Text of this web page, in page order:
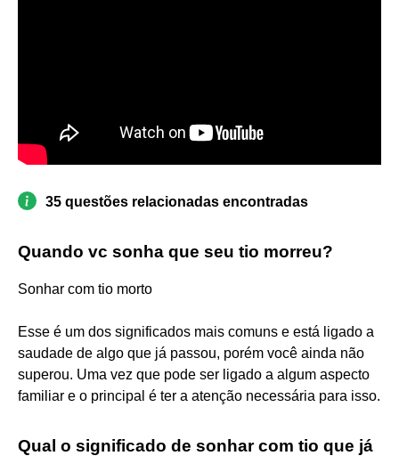
35 questões relacionadas encontradas
Quando vc sonha que seu tio morreu?
Sonhar com tio morto
Esse é um dos significados mais comuns e está ligado a
saudade de algo que já passou, porém você ainda não
superou. Uma vez que pode ser ligado a algum aspecto
familiar e o principal é ter a atenção necessária para isso.
Qual o significado de sonhar com tio que já